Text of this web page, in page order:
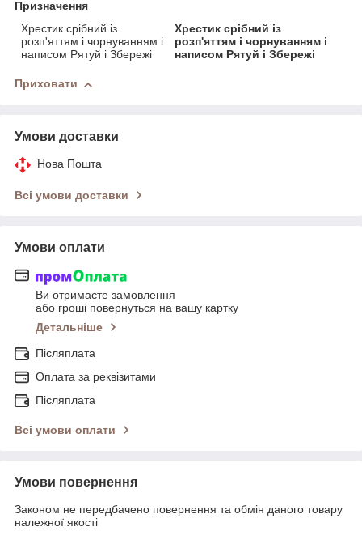
Призначення
Хрестик срібний із
розп'яттям і чорнуванням і
написом Рятуй і Збережі
Хрестик срібний із
розп'яттям і чорнуванням і
написом Рятуй і Збережі
Приховати
Умови доставки
Нова Пошта
Всі умови доставки
Умови оплати
Ви отримаєте замовлення
або гроші повернуться на вашу картку
Детальніше
Післяплата
Оплата за реквізитами
Післяплата
Всі умови оплати
Умови повернення
Законом не передбачено повернення та обмін даного товару
належної якості